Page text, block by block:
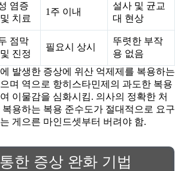
염증
치료
1주 이내
설사 및 균교
대 현상
점막
진정
필요시 상시
뚜렷한 부작
용 없음
발생한 증상에 위산 억제제를 복용하는
며 역으로 항히스타민제의 과도한 복용
이물감을 심화시킴. 의사의 정확한 처
용하는 복용 준수도가 절대적으로 요구
게으른 마인드셋부터 버려야 함.
한 증상 완화 기법